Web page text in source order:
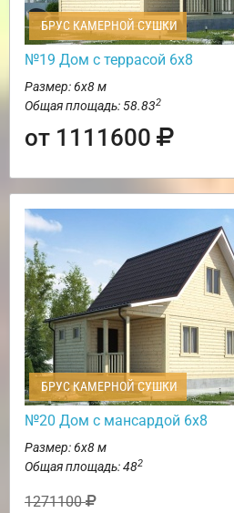
БРУС КАМЕРНОЙ СУШКИ
№19 Дом с террасой 6х8
Размер: 6х8 м
Общая площадь: 58.832
от 1111600
БРУС КАМЕРНОЙ СУШКИ
№20 Дом с мансардой 6х8
Размер: 6х8 м
Общая площадь: 482
1271100